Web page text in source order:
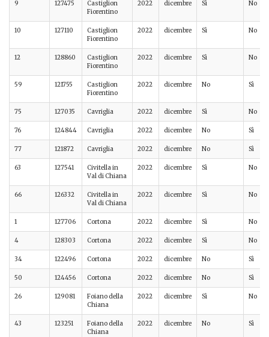
9 127475
Castiglion
Fiorentino
2022 dicembre Sì No
10 127110
Castiglion
Fiorentino
2022 dicembre Sì No
12 128860
Castiglion
Fiorentino
2022 dicembre Sì No
59 121755
Castiglion
Fiorentino
2022 dicembre No Sì
75 127035 Cavriglia 2022 dicembre Sì No
76 124844 Cavriglia 2022 dicembre No Sì
77 121872 Cavriglia 2022 dicembre No Sì
63 127541
Civitella in
Val di Chiana
2022 dicembre Sì No
66 126332
Civitella in
Val di Chiana
2022 dicembre Sì No
1 127706 Cortona 2022 dicembre Sì No
4 128303 Cortona 2022 dicembre Sì No
34 122496 Cortona 2022 dicembre No Sì
50 124456 Cortona 2022 dicembre No Sì
26 129081
Foiano della
Chiana
2022 dicembre Sì No
43 123251
Foiano della
Chiana
2022 dicembre No Sì